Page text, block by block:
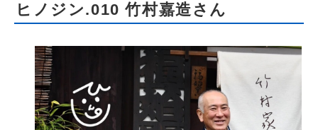
ヒノジン.010 竹村嘉造さん